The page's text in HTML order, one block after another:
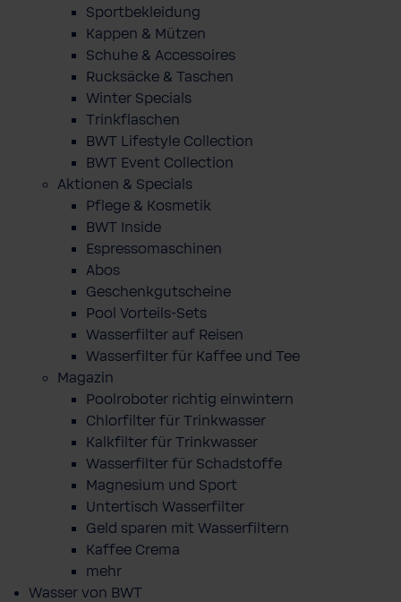
Sportbekleidung
Kappen & Mützen
Schuhe & Accessoires
Rucksäcke & Taschen
Winter Specials
Trinkflaschen
BWT Lifestyle Collection
BWT Event Collection
Aktionen & Specials
Pflege & Kosmetik
BWT Inside
Espressomaschinen
Abos
Geschenkgutscheine
Pool Vorteils-Sets
Wasserfilter auf Reisen
Wasserfilter für Kaffee und Tee
Magazin
Poolroboter richtig einwintern
Chlorfilter für Trinkwasser
Kalkfilter für Trinkwasser
Wasserfilter für Schadstoffe
Magnesium und Sport
Untertisch Wasserfilter
Geld sparen mit Wasserfiltern
Kaffee Crema
mehr
Wasser von BWT